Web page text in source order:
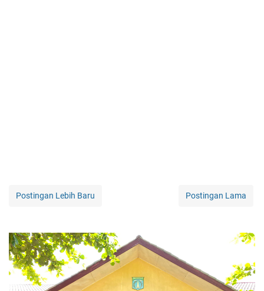
Postingan Lebih Baru Postingan Lama